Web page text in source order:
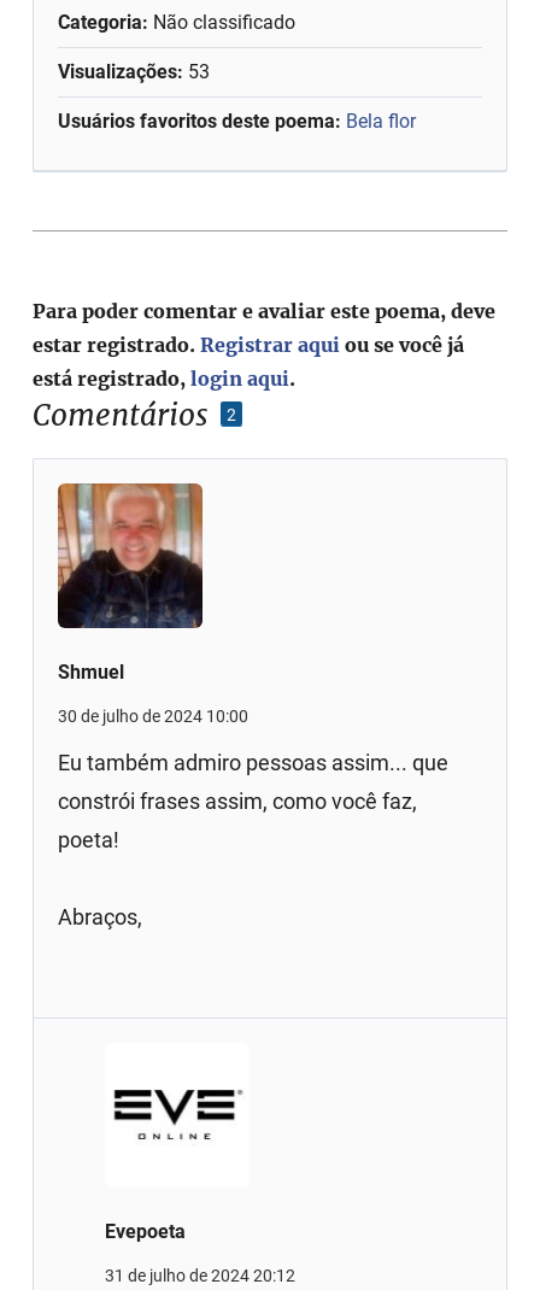
Categoria: Não classificado
Visualizações: 53
Usuários favoritos deste poema: Bela flor
Comentários 2
Shmuel
30 de julho de 2024 10:00
Eu também admiro pessoas assim... que
constrói frases assim, como você faz,
poeta!
Abraços,
Evepoeta
31 de julho de 2024 20:12
Para poder comentar e avaliar este poema, deve
estar registrado.Registrar aqui ou se você já
está registrado,login aqui.